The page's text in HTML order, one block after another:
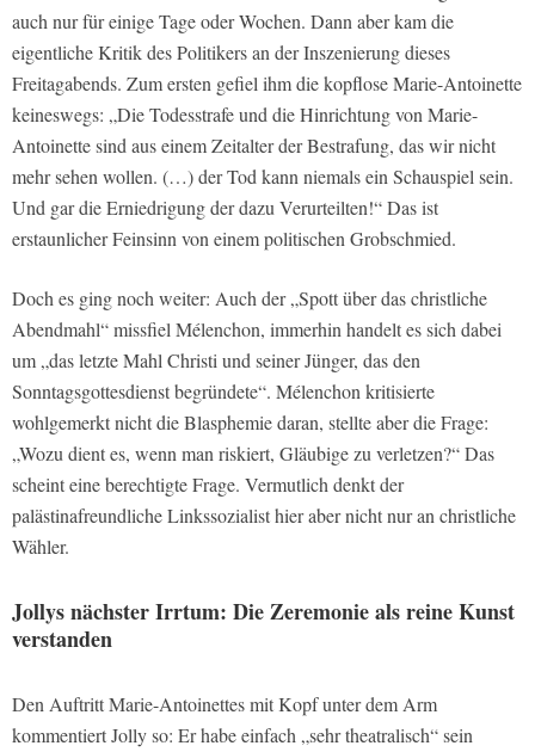
auch nur für einige Tage oder Wochen. Dann aber kam die
eigentliche Kritik des Politikers an der Inszenierung dieses
Freitagabends. Zum ersten gefiel ihm die kopflose Marie-Antoinette
keineswegs: „Die Todesstrafe und die Hinrichtung von Marie-
Antoinette sind aus einem Zeitalter der Bestrafung, das wir nicht
mehr sehen wollen. (…) der Tod kann niemals ein Schauspiel sein.
Und gar die Erniedrigung der dazu Verurteilten!“ Das ist
erstaunlicher Feinsinn von einem politischen Grobschmied.
Doch es ging noch weiter: Auch der „Spott über das christliche
Abendmahl“ missfiel Mélenchon, immerhin handelt es sich dabei
um „das letzte Mahl Christi und seiner Jünger, das den
Sonntagsgottesdienst begründete“. Mélenchon kritisierte
wohlgemerkt nicht die Blasphemie daran, stellte aber die Frage:
„Wozu dient es, wenn man riskiert, Gläubige zu verletzen?“ Das
scheint eine berechtigte Frage. Vermutlich denkt der
palästinafreundliche Linkssozialist hier aber nicht nur an christliche
Wähler.
Jollys nächster Irrtum: Die Zeremonie als reine Kunst
verstanden
Den Auftritt Marie-Antoinettes mit Kopf unter dem Arm
kommentiert Jolly so: Er habe einfach „sehr theatralisch“ sein